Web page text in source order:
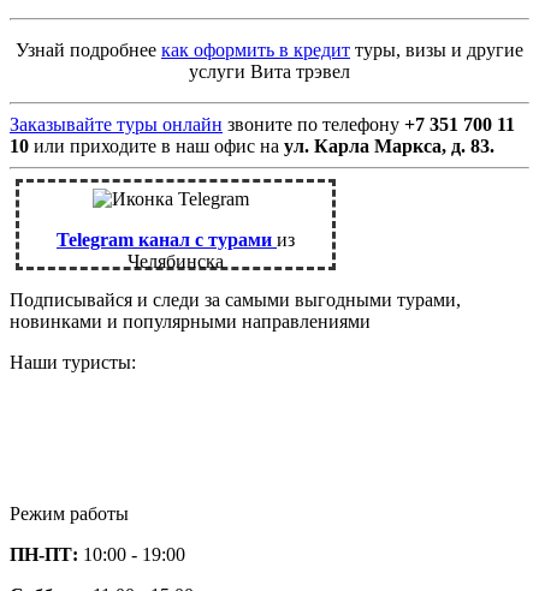
Узнай подробнее как оформить в кредит туры, визы и другие
услуги Вита трэвел
Заказывайте туры онлайн звоните по телефону +7 351 700 11
10 или приходите в наш офис на ул. Карла Маркса, д. 83.
Telegram канал с турами из
Челябинска
Подписывайся и следи за самыми выгодными турами,
новинками и популярными направлениями
Наши туристы:
Режим работы
ПН-ПТ: 10:00 - 19:00